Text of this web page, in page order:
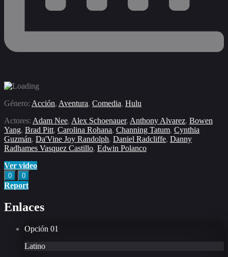
Género: Acción, Aventura, Comedia, Hulu
Actores: Adam Nee, Alex Schoenauer, Anthony Alvarez, Bowen
Yang, Brad Pitt, Carolina Rohana, Channing Tatum, Cynthia
Guzmán, Da'Vine Joy Randolph, Daniel Radcliffe, Danny
Radhames Vasquez Castillo, Edwin Polanco
Ver video
0 0
Report
Enlaces
Opción 01
Latino